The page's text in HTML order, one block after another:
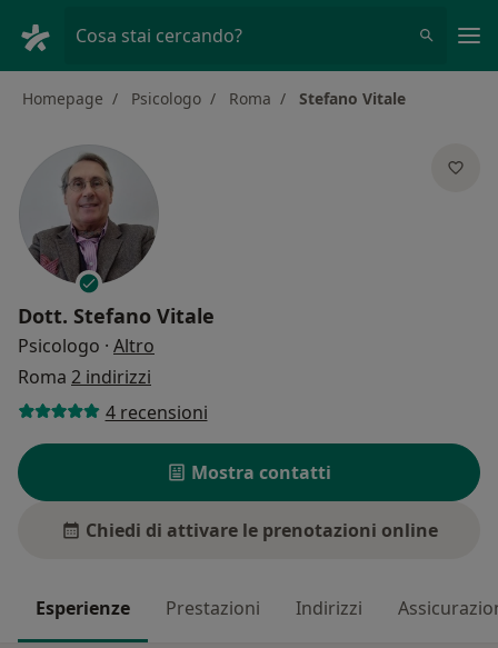
Cosa stai cercando?
Homepage Psicologo Roma Stefano Vitale
Dott. Stefano Vitale
Psicologo · Altro
Roma 2 indirizzi
4 recensioni
Mostra contatti
Chiedi di attivare le prenotazioni online
Esperienze Prestazioni Indirizzi